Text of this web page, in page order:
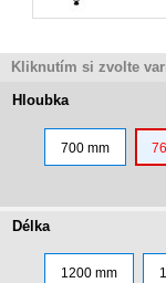
Kliknutím si zvolte
Hloubka
700 mm
Délka
1200 mm